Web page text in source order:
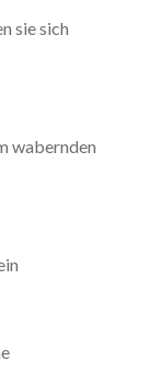
sie sich
wabernden